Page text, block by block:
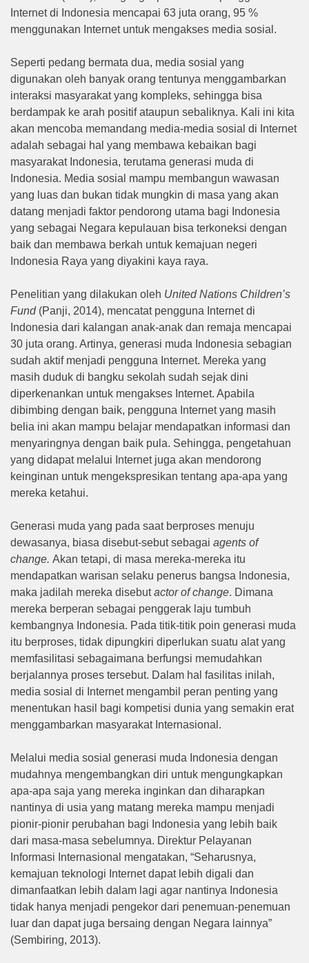
Internet di Indonesia mencapai 63 juta orang, 95 %
menggunakan Internet untuk mengakses media sosial.
Seperti pedang bermata dua, media sosial yang
digunakan oleh banyak orang tentunya menggambarkan
interaksi masyarakat yang kompleks, sehingga bisa
berdampak ke arah positif ataupun sebaliknya. Kali ini kita
akan mencoba memandang media-media sosial di Internet
adalah sebagai hal yang membawa kebaikan bagi
masyarakat Indonesia, terutama generasi muda di
Indonesia. Media sosial mampu membangun wawasan
yang luas dan bukan tidak mungkin di masa yang akan
datang menjadi faktor pendorong utama bagi Indonesia
yang sebagai Negara kepulauan bisa terkoneksi dengan
baik dan membawa berkah untuk kemajuan negeri
Indonesia Raya yang diyakini kaya raya.
Penelitian yang dilakukan oleh United Nations Children’s
Fund(Panji, 2014), mencatat pengguna Internet di
Indonesia dari kalangan anak-anak dan remaja mencapai
30 juta orang. Artinya, generasi muda Indonesia sebagian
sudah aktif menjadi pengguna Internet. Mereka yang
masih duduk di bangku sekolah sudah sejak dini
diperkenankan untuk mengakses Internet. Apabila
dibimbing dengan baik, pengguna Internet yang masih
belia ini akan mampu belajar mendapatkan informasi dan
menyaringnya dengan baik pula. Sehingga, pengetahuan
yang didapat melalui Internet juga akan mendorong
keinginan untuk mengekspresikan tentang apa-apa yang
mereka ketahui.
Generasi muda yang pada saat berproses menuju
dewasanya, biasa disebut-sebut sebagai agents of
change. Akan tetapi, di masa mereka-mereka itu
mendapatkan warisan selaku penerus bangsa Indonesia,
maka jadilah mereka disebutactor of change. Dimana
mereka berperan sebagai penggerak laju tumbuh
kembangnya Indonesia. Pada titik-titik poin generasi muda
itu berproses, tidak dipungkiri diperlukan suatu alat yang
memfasilitasi sebagaimana berfungsi memudahkan
berjalannya proses tersebut. Dalam hal fasilitas inilah,
media sosial di Internet mengambil peran penting yang
menentukan hasil bagi kompetisi dunia yang semakin erat
menggambarkan masyarakat Internasional.
Melalui media sosial generasi muda Indonesia dengan
mudahnya mengembangkan diri untuk mengungkapkan
apa-apa saja yang mereka inginkan dan diharapkan
nantinya di usia yang matang mereka mampu menjadi
pionir-pionir perubahan bagi Indonesia yang lebih baik
dari masa-masa sebelumnya. Direktur Pelayanan
Informasi Internasional mengatakan, “Seharusnya,
kemajuan teknologi Internet dapat lebih digali dan
dimanfaatkan lebih dalam lagi agar nantinya Indonesia
tidak hanya menjadi pengekor dari penemuan-penemuan
luar dan dapat juga bersaing dengan Negara lainnya”
(Sembiring, 2013).